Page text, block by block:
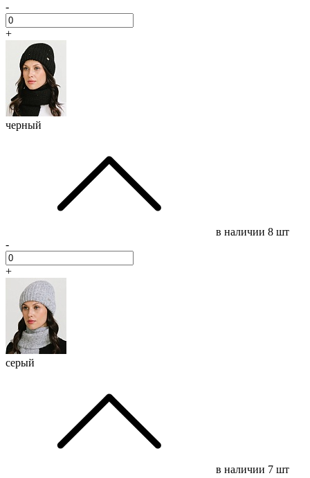
-
+
черный
в наличии 8 шт
-
+
серый
в наличии 7 шт